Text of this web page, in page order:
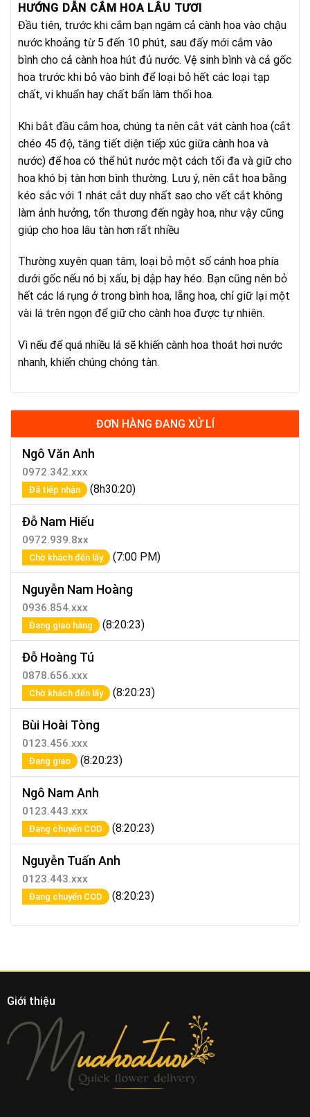
HƯỚNG DẪN CẮM HOA LÂU TƯƠI
Đầu tiên, trước khi cắm bạn ngâm cả cành hoa vào chậu
nước khoảng từ 5 đến 10 phút, sau đấy mới cắm vào
bình cho cả cành hoa hút đủ nước. Vệ sinh bình và cả gốc
hoa trước khi bỏ vào bình để loại bỏ hết các loại tạp
chất, vi khuẩn hay chất bẩn làm thối hoa.
Khi bắt đầu cắm hoa, chúng ta nên cắt vát cành hoa (cắt
chéo 45 độ, tăng tiết diện tiếp xúc giữa cành hoa và
nước) để hoa có thể hút nước một cách tối đa và giữ cho
hoa khó bị tàn hơn bình thường. Lưu ý, nên cắt hoa bằng
kéo sắc với 1 nhát cắt duy nhất sao cho vết cắt không
làm ảnh hưởng, tổn thương đến ngày hoa, như vậy cũng
giúp cho hoa lâu tàn hơn rất nhiều
Thường xuyên quan tâm, loại bỏ một số cánh hoa phía
dưới gốc nếu nó bị xấu, bị dập hay héo. Bạn cũng nên bỏ
hết các lá rụng ở trong bình hoa, lẵng hoa, chỉ giữ lại một
vài lá trên ngọn để giữ cho cành hoa được tự nhiên.
Vì nếu để quá nhiều lá sẽ khiến cành hoa thoát hơi nước
nhanh, khiến chúng chóng tàn.
ĐƠN HÀNG ĐANG XỬ LÍ
Ngô Văn Anh
0972.342.xxx
Đã tiếp nhận (8h30:20)
Đỗ Nam Hiếu
0972.939.8xx
Chờ khách đến lấy (7:00 PM)
Nguyễn Nam Hoàng
0936.854.xxx
Đang giao hàng (8:20:23)
Đỗ Hoàng Tú
0878.656.xxx
Chờ khách đến lấy (8:20:23)
Bùi Hoài Tòng
0123.456.xxx
Đang giao (8:20:23)
Ngô Nam Anh
0123.443.xxx
Đang chuyển COD (8:20:23)
Nguyễn Tuấn Anh
0123.443.xxx
Đang chuyển COD (8:20:23)
Giới thiệu